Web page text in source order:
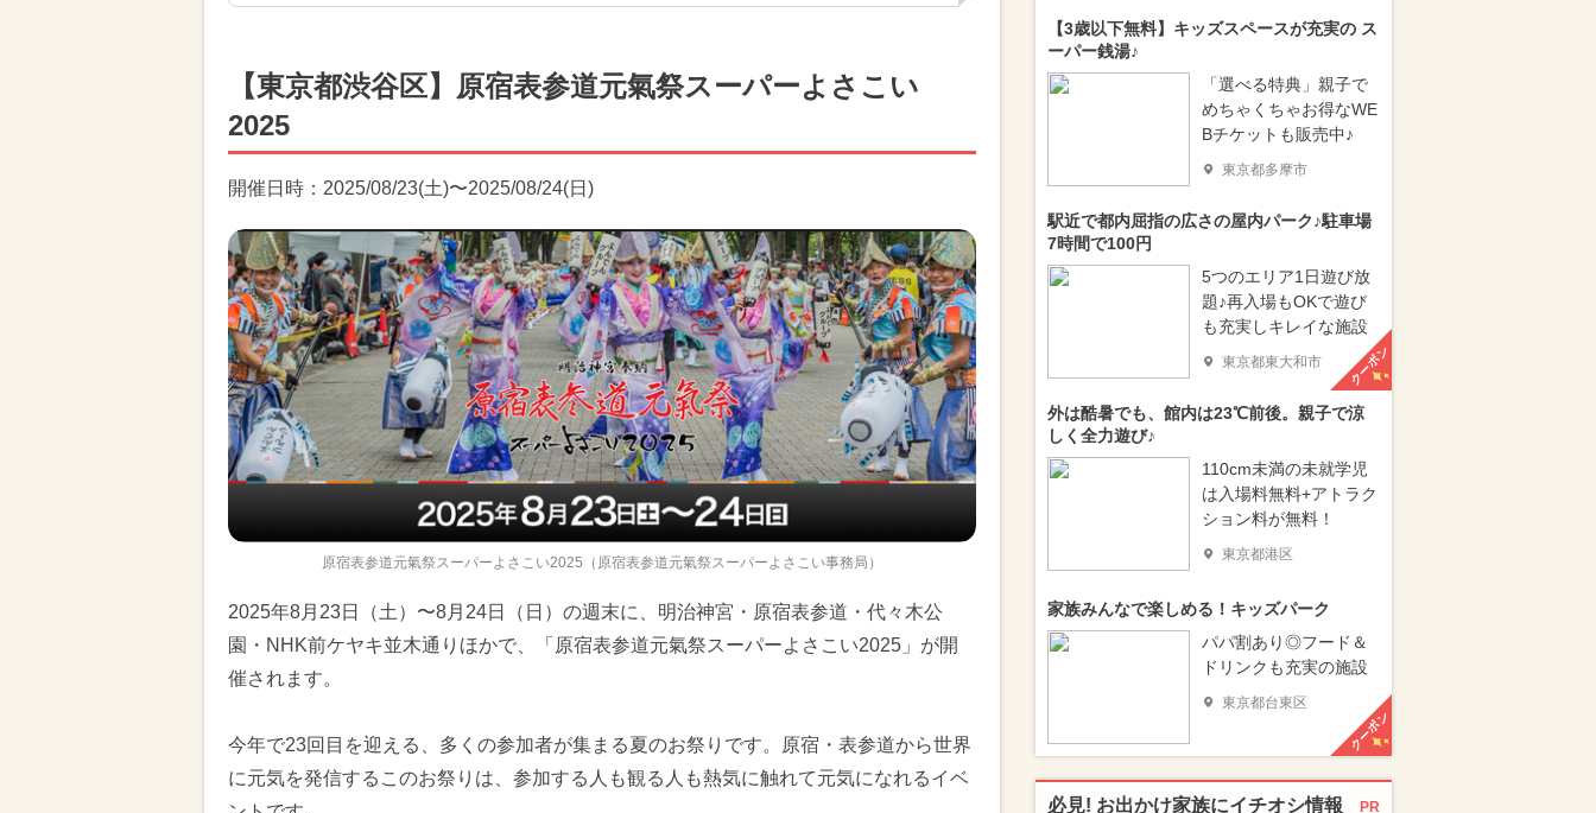
【東京都渋谷区】原宿表参道元氣祭スーパーよさこい
2025
開催日時：2025/08/23(土)〜2025/08/24(日)
原宿表参道元氣祭スーパーよさこい2025（原宿表参道元氣祭スーパーよさこい事務局）
2025年8月23日（土）〜8月24日（日）の週末に、明治神宮・原宿表参道・代々木公
園・NHK前ケヤキ並木通りほかで、「原宿表参道元氣祭スーパーよさこい2025」が開
催されます。
今年で23回目を迎える、多くの参加者が集まる夏のお祭りです。原宿・表参道から世界
に元気を発信するこのお祭りは、参加する人も観る人も熱気に触れて元気になれるイベ
【3歳以下無料】キッズスペースが充実の ス
ーパー銭湯♪
「選べる特典」親子で
めちゃくちゃお得なWE
Bチケットも販売中♪
東京都多摩市
駅近で都内屈指の広さの屋内パーク♪駐車場
7時間で100円
5つのエリア1日遊び放
題♪再入場もOKで遊び
も充実しキレイな施設
東京都東大和市 クーポン
外は酷暑でも、館内は23℃前後。親子で涼
しく全力遊び♪
110cm未満の未就学児
は入場料無料+アトラク
ション料が無料！
東京都港区
家族みんなで楽しめる！キッズパーク
パパ割あり◎フード＆
ドリンクも充実の施設
東京都台東区
クーポン
必見! お出かけ家族にイチオシ情報 PR